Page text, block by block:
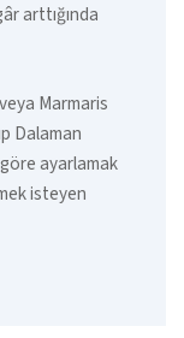
arttığında
Marmaris
Dalaman
ayarlamak
isteyen